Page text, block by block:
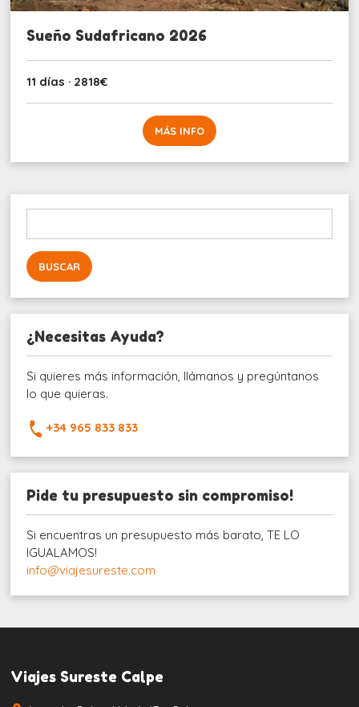
Sueño Sudafricano 2026
11 días · 2818€
MÁS INFO
¿Necesitas Ayuda?
Si quieres más información, llámanos y pregúntanos
lo que quieras.
+34 965 833 833
Pide tu presupuesto sin compromiso!
Si encuentras un presupuesto más barato, TE LO
IGUALAMOS!
info@viajesureste.com
Viajes Sureste Calpe